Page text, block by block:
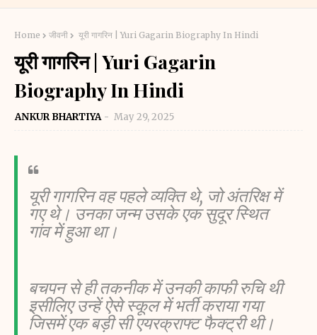
Home जीवनी यूरी गागरिन | Yuri Gagarin Biography In Hindi
यूरी गागरिन | Yuri Gagarin
Biography In Hindi
ANKUR BHARTIYA May 29, 2025
यूरी गागरिन वह पहले व्यक्ति थे, जो अंतरिक्ष में
गए थे। उनका जन्म उसके एक सुदूर स्थित
गांव में हुआ था।
बचपन से ही तकनीक में उनकी काफी रुचि थी
इसीलिए उन्हें ऐसे स्कूल में भर्ती कराया गया
जिसमें एक बड़ी सी एयरक्राफ्ट फैक्ट्री थी।